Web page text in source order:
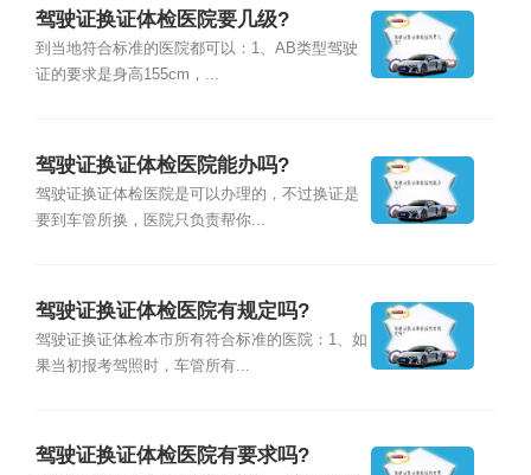
驾驶证换证体检医院要几级?
到当地符合标准的医院都可以：1、AB类型驾驶
证的要求是身高155cm，...
驾驶证换证体检医院能办吗?
驾驶证换证体检医院是可以办理的，不过换证是
要到车管所换，医院只负责帮你...
驾驶证换证体检医院有规定吗?
驾驶证换证体检本市所有符合标准的医院：1、如
果当初报考驾照时，车管所有...
驾驶证换证体检医院有要求吗?